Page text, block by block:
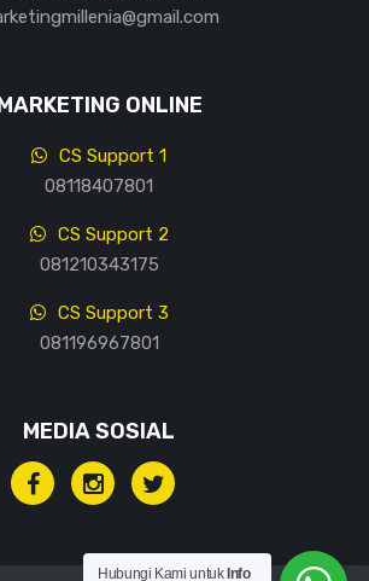
ONLINE
CS Support 1
08118407801
CS Support 2
081210343175
CS Support 3
081196967801
MEDIA SOSIAL
Hubungi Kami untuk Info